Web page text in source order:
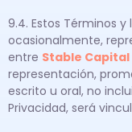
9.4. Estos Términos
ocasionalmente,
entre Stable Capital
representación,
escrito u oral, no
Privacidad, será